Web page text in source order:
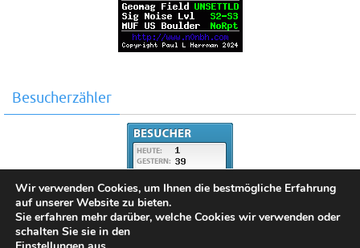
Besucherzähler
Wir verwenden Cookies, um Ihnen die bestmögliche Erfahrung
auf unserer Website zu bieten.
Sie erfahren mehr darüber, welche Cookies wir verwenden oder
schalten Sie sie in den